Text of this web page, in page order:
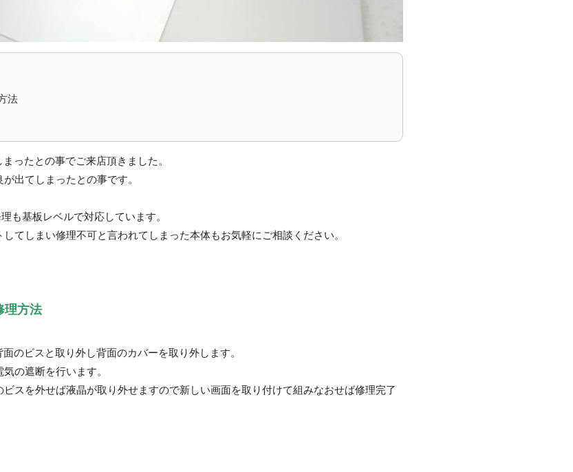
法
ったとの事でご来店頂きました。
出てしまったとの事です。
も基板レベルで対応しています。
てしまい修理不可と言われてしまった本体もお気軽にご相談ください。
理方法
のビスと取り外し背面のカバーを取り外します。
の遮断を行います。
スを外せば液晶が取り外せますので新しい画面を取り付けて組みなおせば修理完了